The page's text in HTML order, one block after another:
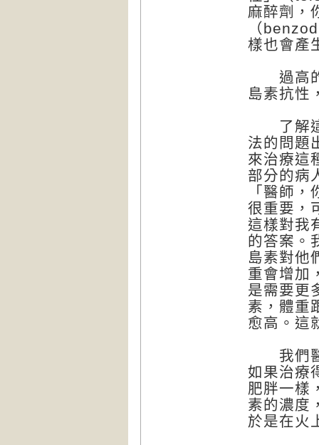
麻醉劑，
（
樣也會產
過高的
島素抗性
了解這
法的問題
來治療這
部分的病
「醫師
很重要，
這樣對我
的答案。
島素對他
重會增加
是需要更
素，體重
愈高。這
我們醫
如果治療
肥胖一樣
素的濃度
於是在火